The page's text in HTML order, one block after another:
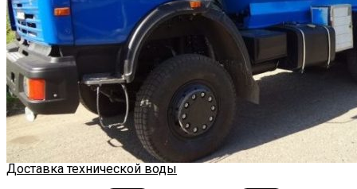
Доставка технической воды